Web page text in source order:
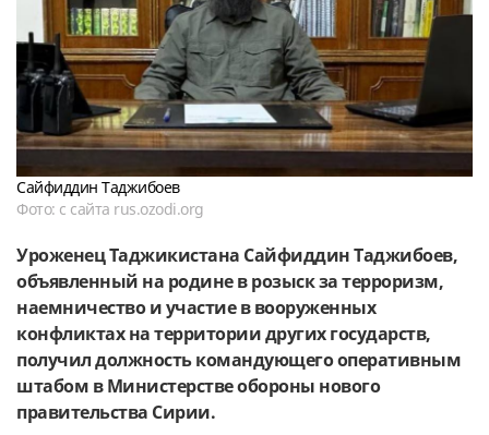
Сайфиддин Таджибоев
Фото: с сайта rus.ozodi.org
Уроженец Таджикистана Сайфиддин Таджибоев,
объявленный на родине в розыск за терроризм,
наемничество и участие в вооруженных
конфликтах на территории других государств,
получил должность командующего оперативным
штабом в Министерстве обороны нового
правительства Сирии.